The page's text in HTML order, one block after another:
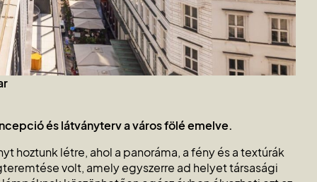
és látványterv a város fölé emelve.
hoztunk létre, ahol a panoráma, a fény és a textúrák
volt, amely egyszerre ad helyet társasági